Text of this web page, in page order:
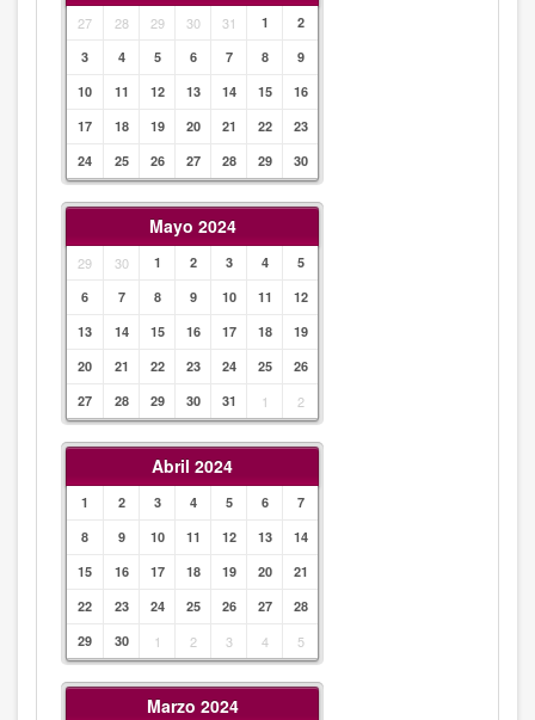
27 28 29 30 31 1
2
3
4 5 6 7 8
9
10
11 12 13 14 15
16
17
18 19 20 21 22
23
24
25 26 27 28 29 30
Mayo 2024
29 30 1 2 3 4
5
6
7 8 9 10 11
12
13
14 15 16 17 18
19
20
21 22 23 24 25
26
27
28 29 30 31 1 2
Abril 2024
1 2 3 4 5 6
7
8
9 10 11 12 13
14
15
16 17 18 19 20
21
22
23 24 25 26 27
28
29
30 1 2 3 4 5
Marzo 2024